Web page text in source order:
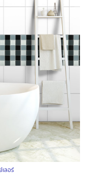
เลอร์